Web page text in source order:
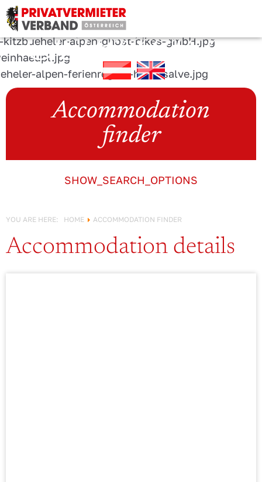
URLAUB IN
Österreich!
Accommodation
finder
SHOW_SEARCH_OPTIONS
YOU ARE HERE: HOME ACCOMMODATION FINDER
Accommodation details